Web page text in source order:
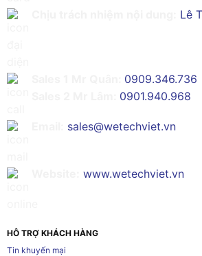
Lê
0909.346.736
0901.940.968
sales@wetechviet.vn
www.wetechviet.vn
HỖ TRỢ KHÁCH HÀNG
Tin khuyến mại